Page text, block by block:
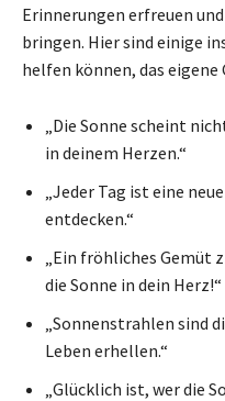
Erinnerungen erfreuen
bringen. Hier sind einige
helfen können, das eigene
„Die Sonne scheint
in deinem Herzen.“
„Jeder Tag ist eine
entdecken.“
„Ein fröhliches Gemüt
die Sonne in dein Herz!“
„Sonnenstrahlen sind
Leben erhellen.“
„Glücklich ist, wer die